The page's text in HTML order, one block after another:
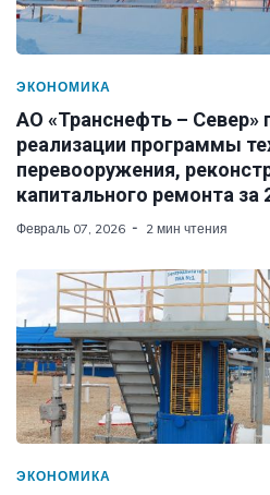
ЭКОНОМИКА
АО «Транснефть – Север»
реализации программы
перевооружения,
капитального ремонта за
Февраль 07, 2026 2 мин чтения
ЭКОНОМИКА